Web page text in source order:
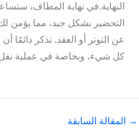
النهاية.في نهاية المطاف،
التحضير بشكل جيد، مما يؤمن
عن التوتر أو العقد. تذكر دائمًا
كل شيء، وبخاصة في عملية
→ المقالة السابقة